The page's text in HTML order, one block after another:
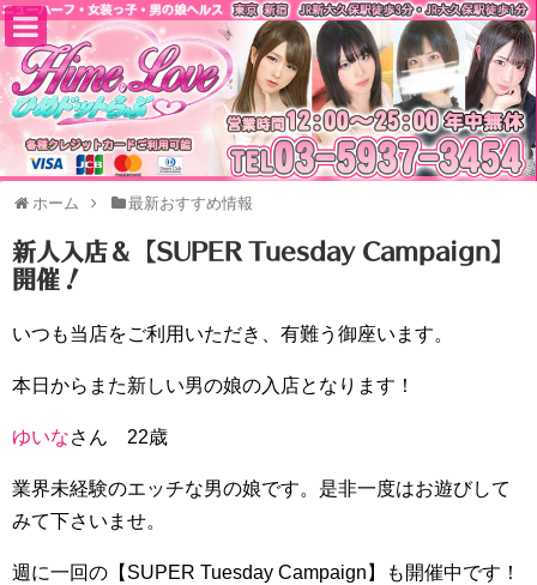
ホーム 最新おすすめ情報
新人入店＆【SUPER Tuesday Campaign】
開催！
いつも当店をご利用いただき、有難う御座います。
本日からまた新しい男の娘の入店となります！
ゆいなさん 22歳
業界未経験のエッチな男の娘です。是非一度はお遊びして
みて下さいませ。
週に一回の【SUPER Tuesday Campaign】も開催中です！